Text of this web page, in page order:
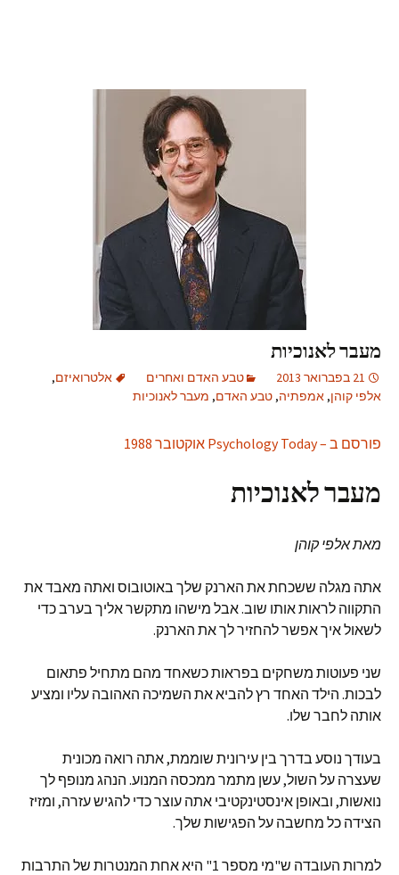
מעבר לאנוכיות
21 בפברואר 2013 טבע האדם ואחרים אלטרואיזם,
אלפי קוהן, אמפתיה, טבע האדם, מעבר לאנוכיות
פורסם ב – Psychology Today אוקטובר 1988
מעבר לאנוכיות
מאת אלפי קוהן
אתה מגלה ששכחת את הארנק שלך באוטובוס ואתה מאבד את
התקווה לראות אותו שוב. אבל מישהו מתקשר אליך בערב כדי
לשאול איך אפשר להחזיר לך את הארנק.
שני פעוטות משחקים בפראות כשאחד מהם מתחיל פתאום
לבכות. הילד האחד רץ להביא את השמיכה האהובה עליו ומציע
אותה לחבר שלו.
בעודך נוסע בדרך בין עירונית שוממת, אתה רואה מכונית
שעצרה על השול, עשן מתמר ממכסה המנוע. הנהג מנופף לך
נואשות, ובאופן אינסטינקטיבי אתה עוצר כדי להגיש עזרה, ומזיז
הצידה כל מחשבה על הפגישות שלך.
למרות העובדה ש"מי מספר 1" היא אחת המנטרות של התרבות